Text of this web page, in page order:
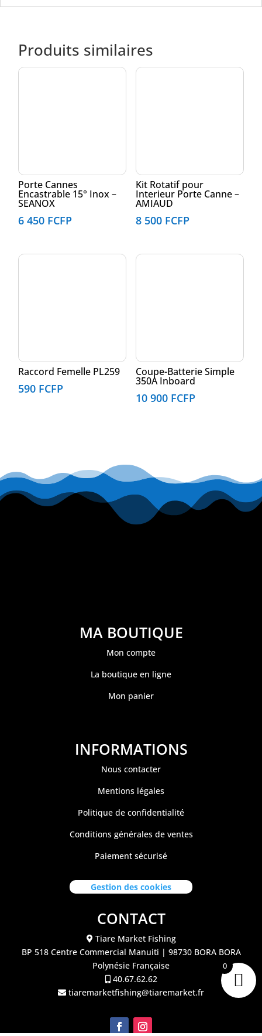
Produits similaires
Porte Cannes
Encastrable 15° Inox –
SEANOX
6 450 FCFP
Kit Rotatif pour
Interieur Porte Canne –
AMIAUD
8 500 FCFP
Raccord Femelle PL259
590 FCFP
Coupe-Batterie Simple
350A Inboard
10 900 FCFP
MA BOUTIQUE
Mon compte
La boutique en ligne
Mon panier
INFORMATIONS
Nous contacter
Mentions légales
Politique de confidentialité
Conditions générales de ventes
Paiement sécurisé
Gestion des cookies
CONTACT
Tiare Market Fishing
BP 518 Centre Commercial Manuiti | 98730 BORA BORA
Polynésie Française
40.67.62.62
tiaremarketfishing@tiaremarket.fr
0